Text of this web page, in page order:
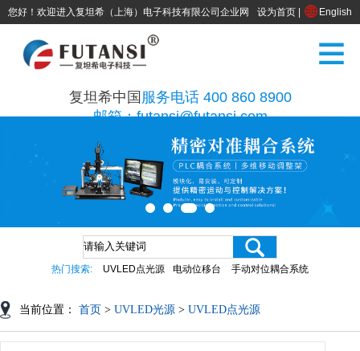
设为首页 English
您好！欢迎进入复坦希（上海）电子科技有限公司企业网
复坦希中国 服务电话 400 860 8900
邮箱：futansi@futansi.com
热门搜索: UVLED点光源 电动位移台 手动对位耦合系统
当前位置： 首页 > UVLED光源 > UVLED点光源